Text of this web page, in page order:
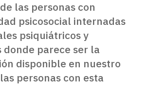
las personas con
psicosocial internadas
psiquiátricos y
donde parece ser la
disponible en nuestro
personas con esta